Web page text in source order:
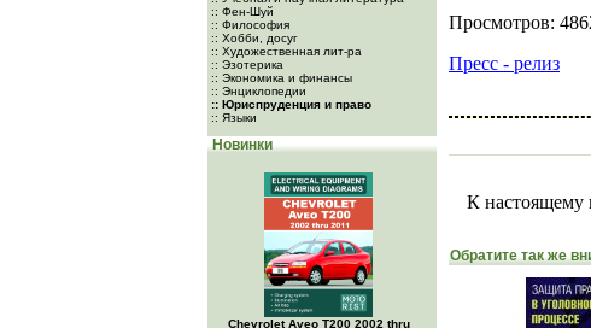
:: Фен-Шуй
:: Философия
:: Хобби, досуг
:: Художественная лит-ра
:: Эзотерика
:: Экономика и финансы
:: Энциклопедии
:: Юриспруденция и право
:: Языки
Новинки
Chevrolet Aveo Т200 2002 thru
Просмотров:
Пресс - релиз
К настоящему
Обратите так же